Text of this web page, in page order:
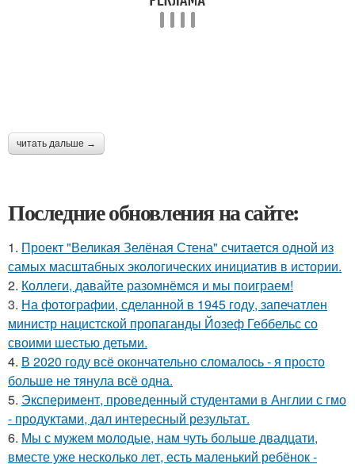
читать дальше →
Последние обновления на сайте:
1. Проект "Великая Зелёная Стена" считается одной из
самых масштабных экологических инициатив в истории.
2. Коллеги, давайте разомнёмся и мы поиграем!
3. На фотографии, сделанной в 1945 году, запечатлен
министр нацистской пропаганды Йозеф Геббельс со
своими шестью детьми.
4. В 2020 году всё окончательно сломалось - я просто
больше не тянула всё одна.
5. Эксперимент, проведенный студентами в Англии с гмо
- продуктами, дал интересный результат.
6. Мы с мужем молодые, нам чуть больше двадцати,
вместе уже несколько лет, есть маленький ребёнок -